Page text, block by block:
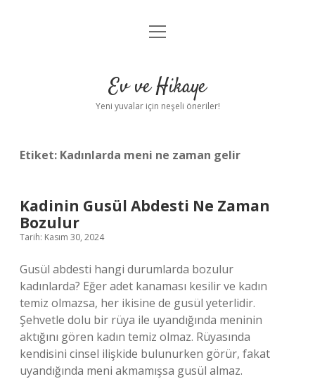
Anasayfa
Yasal Uyarı
menüyü
Ev ve Hikaye
Yeni yuvalar için neşeli öneriler!
Etiket: Kadınlarda meni ne zaman gelir
Kadinin Gusül Abdesti Ne Zaman
Bozulur
Tarih: Kasım 30, 2024
Gusül abdesti hangi durumlarda bozulur
kadınlarda? Eğer adet kanaması kesilir ve kadın
temiz olmazsa, her ikisine de gusül yeterlidir.
Şehvetle dolu bir rüya ile uyandığında meninin
aktığını gören kadın temiz olmaz. Rüyasında
kendisini cinsel ilişkide bulunurken görür, fakat
uyandığında meni akmamışsa gusül almaz.